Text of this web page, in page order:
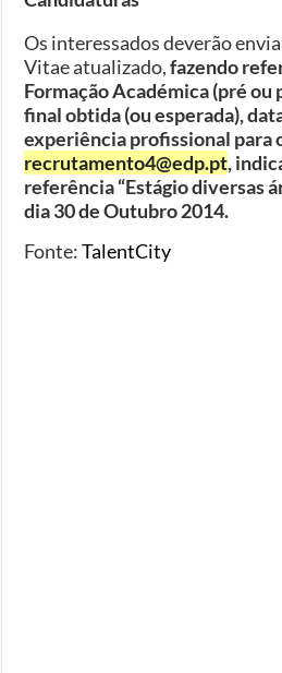
Os interessados deverão
Vitae atualizado,fazendo
Formação Académica (pré ou
final obtida (ou esperada),
experiência profissional para
recrutamento4@edp.pt,
referência “Estágio diversas
dia 30 de Outubro 2014.
Fonte:TalentCity